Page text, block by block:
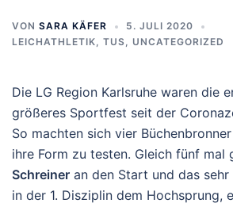
VON SARA KÄFER
5. JULI 2020
LEICHATHLETIK, TUS, UNCATEGORIZED
Die LG Region Karlsruhe waren die
größeres Sportfest seit der
So machten sich vier
ihre Form zu testen. Gleich fünf mal
Schreiner an den Start und das
in der 1. Disziplin dem Hochsprung,